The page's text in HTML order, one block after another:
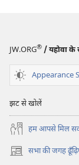
JW.ORG® / यहोवा के
Appearance
झट से खोलें
हम आपसे मिल
सभा की जगह
(opens